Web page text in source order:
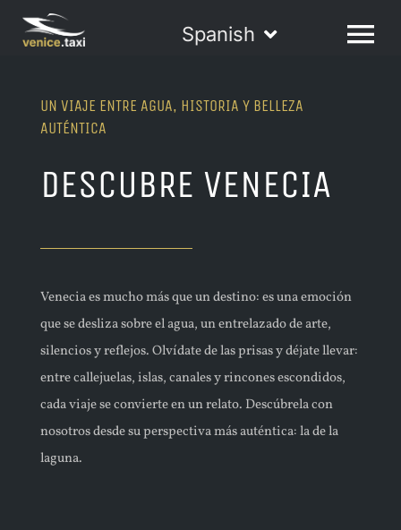
Spanish
Toggle
ENGLISH
ITALIANO
ESPAÑOL
TOURS
SERVICIOS
VENECIA
CONTACTOS
UN VIAJE ENTRE AGUA, HISTORIA Y BELLEZA
AUTÉNTICA
DESCUBRE VENECIA
Venecia es mucho más que un destino: es una emoción
que se desliza sobre el agua, un entrelazado de arte,
silencios y reflejos. Olvídate de las prisas y déjate llevar:
entre callejuelas, islas, canales y rincones escondidos,
cada viaje se convierte en un relato. Descúbrela con
nosotros desde su perspectiva más auténtica: la de la
laguna.